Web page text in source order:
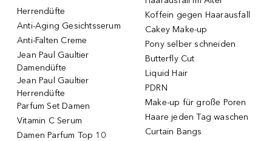
Herrendüfte
Anti-Aging Gesichtsserum
Anti-Falten Creme
Jean Paul Gaultier
Damendüfte
Jean Paul Gaultier
Herrendüfte
Parfum Set Damen
Vitamin C Serum
Damen Parfum Top 10
Koffein gegen Haarausfall
Cakey Make-up
Pony selber schneiden
Butterfly Cut
Liquid Hair
PDRN
Make-up für große Poren
Haare jeden Tag waschen
Curtain Bangs